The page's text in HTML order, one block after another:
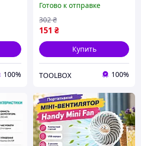
100%
зарядкой через USB
Ручной мини-вентилятор
для с легким весом для
отдыха
Готово к отправке
151 ₴
302 ₴
Купить
TOOLBOX 100%